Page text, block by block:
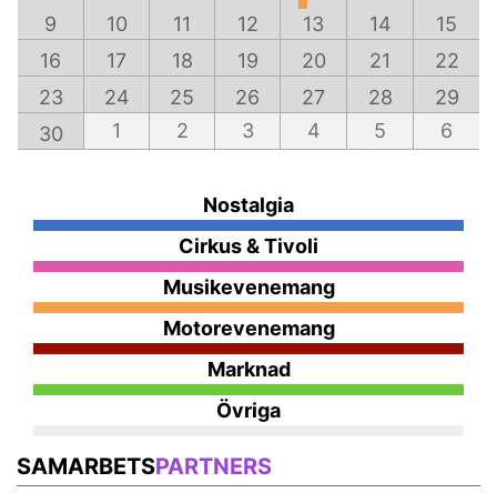
9 10 11 12 13 14
15
16
17 18 19 20 21
22
23
24 25 26 27 28
29
30
1 2 3 4 5 6
Nostalgia
Cirkus & Tivoli
Musikevenemang
Motorevenemang
Marknad
Övriga
SAMARBETSPARTNERS